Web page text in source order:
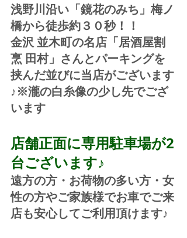
浅野川沿い「鏡花のみち」梅ノ
橋から徒歩約３０秒！！
金沢 並木町の名店「居酒屋割
烹 田村」さんとパーキングを
挟んだ並びに当店がございます
♪※瀧の白糸像の少し先でござ
います
店舗正面に専用駐車場が2
台ございます♪
遠方の方・お荷物の多い方・女
性の方やご家族様でお車でご来
店も安心してご利用頂けます♪